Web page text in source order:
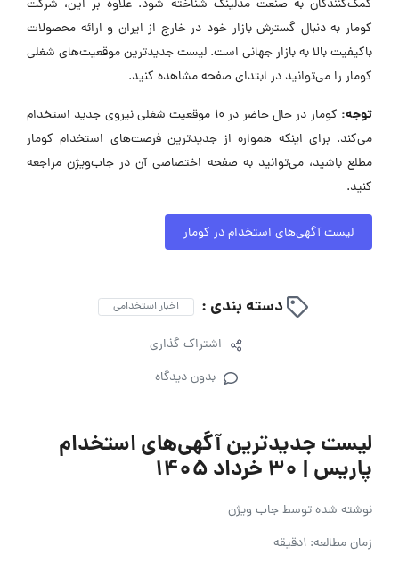
کمک‌کنندگان به صنعت مدلینگ شناخته شود. علاوه بر این، شرکت
کومار به دنبال گسترش بازار خود در خارج از ایران و ارائه محصولات
باکیفیت بالا به بازار جهانی است. لیست جدیدترین موقعیت‌های شغلی
کومار را می‌توانید در ابتدای صفحه مشاهده کنید.
توجه:
کومار در حال حاضر در ۱۰ موقعیت شغلی نیروی جدید استخدام
می‌کند. برای اینکه همواره از جدیدترین فرصت‌های استخدام کومار
مطلع باشید، می‌توانید به صفحه اختصاصی آن در جاب‌ویژن مراجعه
کنید.
لیست آگهی‌های استخدام در کومار
دسته بندی : اخبار استخدامی
اشتراک گذاری
بدون دیدگاه
لیست جدیدترین آگهی‌های استخدام
پاریس | ۳۰ خرداد ۱۴۰۵
نوشته شده توسطجاب ویژن
زمان مطالعه: 1دقیقه